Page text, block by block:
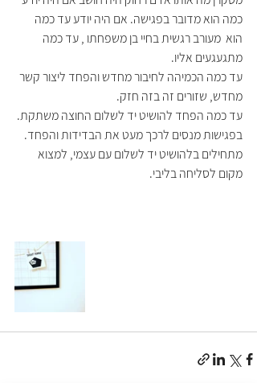
כמה הוא מדובר בפגישה. אם היה יודע עד כמה
הוא  מעורב רגשית בחיי בן משפחתו , עד כמה
מתגעגעים אליו.
עד כמה הכמיהה לחיבור מחדש והפחד ליצור קשר
מחדש, שזורים זה בזה חזק.
עד כמה הפחד להושיט יד לשלום החוצה משתקת.
בפגישות מנסים לרכך מעט את הבדידות והפחד.
מתחילים בלהושיט יד לשלום עם עצמי, למצוא
מקום לסליחה בליבי.